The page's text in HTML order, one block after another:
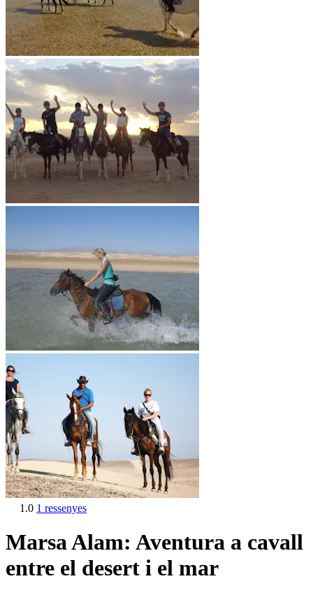
1.0 1 ressenyes
Marsa Alam: Aventura a cavall
entre el desert i el mar